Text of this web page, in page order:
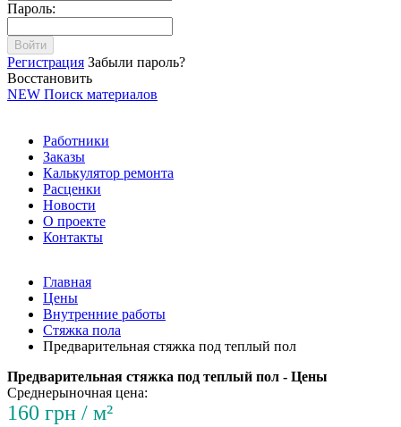
Пароль:
Войти
Регистрация Забыли пароль?
Восстановить
NEW Поиск материалов
Работники
Заказы
Калькулятор ремонта
Расценки
Новости
О проекте
Контакты
Главная
Цены
Внутренние работы
Стяжка пола
Предварительная стяжка под теплый пол
Предварительная стяжка под теплый пол - Цены
Среднерыночная цена:
160 грн / м²